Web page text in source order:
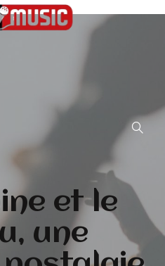
et le
une